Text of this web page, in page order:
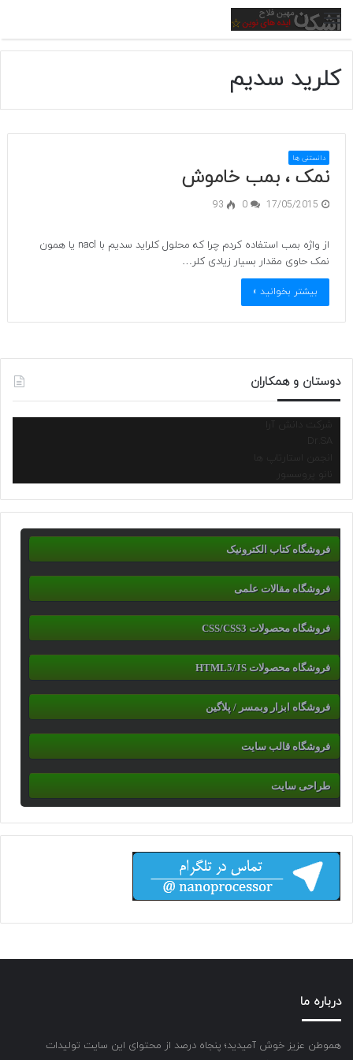
منو
کلرید سدیم
دانستنی ها
نمک ، بمب خاموش
17/05/2015
0
93
از واژه بمب استفاده کردم چرا که محلول کلراید سدیم با nacl یا همون
نمک حاوی مقدار بسیار زیادی کلر…
بیشتر بخوانید »
دوستان و همکاران
شرکت دانش آرا
انجمن استارتاپ ها
نانو پروسسور
فروشگاه کتاب الکترونیک
فروشگاه مقالات علمی
فروشگاه محصولات CSS/CSS3
فروشگاه محصولات HTML5/JS
فروشگاه ابزار وبمسر / پلاگین
فروشگاه قالب سایت
طراحی سایت
درباره ما
هموطن عزیز خوش آمیدید؛ پنجاه درصد از محتوای این سایت تولیدات